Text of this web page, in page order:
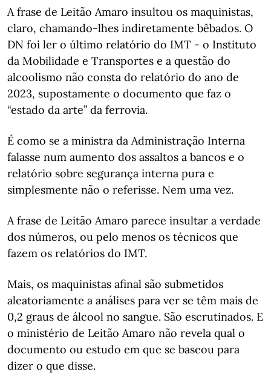
A frase de Leitão Amaro insultou os maquinistas,
claro, chamando-lhes indiretamente bêbados. O
DN foi ler o último relatório do IMT - o Instituto
da Mobilidade e Transportes e a questão do
alcoolismo não consta do relatório do ano de
2023, supostamente o documento que faz o
“estado da arte” da ferrovia.
É como se a ministra da Administração Interna
falasse num aumento dos assaltos a bancos e o
relatório sobre segurança interna pura e
simplesmente não o referisse. Nem uma vez.
A frase de Leitão Amaro parece insultar a verdade
dos números, ou pelo menos os técnicos que
fazem os relatórios do IMT.
Mais, os maquinistas afinal são submetidos
aleatoriamente a análises para ver se têm mais de
0,2 graus de álcool no sangue. São escrutinados. E
o ministério de Leitão Amaro não revela qual o
documento ou estudo em que se baseou para
dizer o que disse.